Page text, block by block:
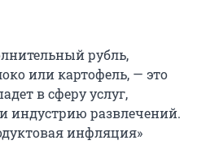
рубль,
или картофель, — это
в сферу услуг,
индустрию развлечений.
инфляция»